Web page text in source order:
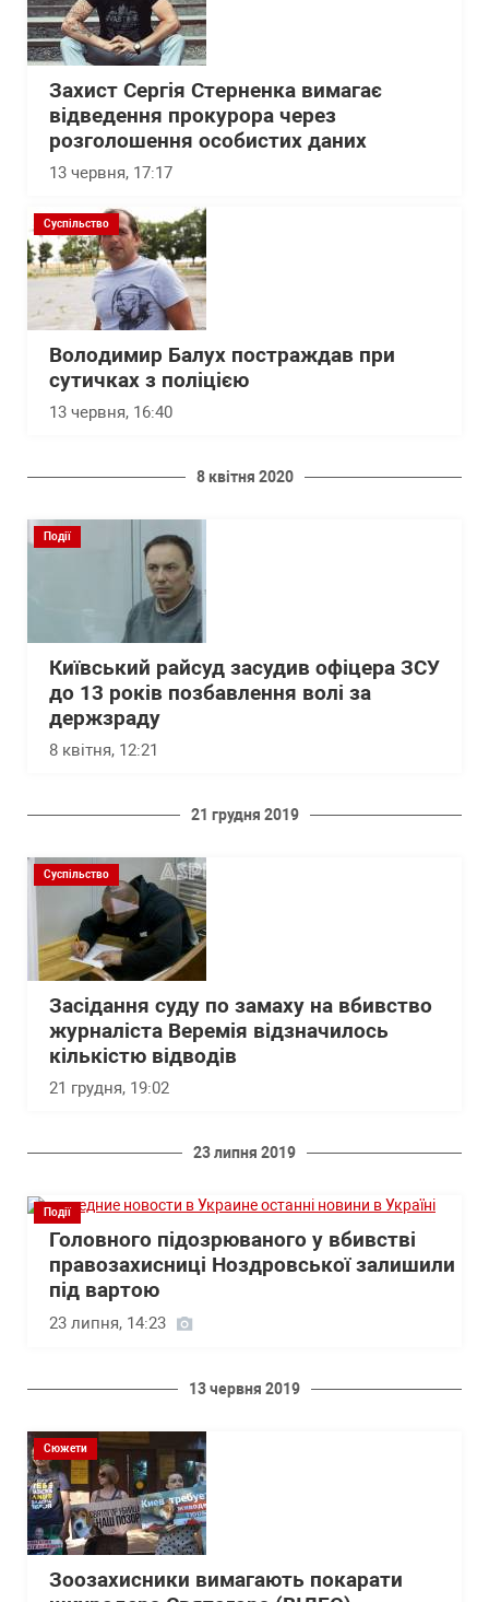
Захист Сергія Стерненка вимагає
відведення прокурора через
розголошення особистих даних
13 червня, 17:17
Суспільство
Володимир Балух постраждав при
сутичках з поліцією
13 червня, 16:40
8 квітня 2020
Події
Київський райсуд засудив офіцера ЗСУ
до 13 років позбавлення волі за
держзраду
8 квітня, 12:21
21 грудня 2019
Суспільство
Засідання суду по замаху на вбивство
журналіста Веремія відзначилось
кількістю відводів
21 грудня, 19:02
23 липня 2019
Події
Головного підозрюваного у вбивстві
правозахисниці Ноздровської залишили
під вартою
23 липня, 14:23
13 червня 2019
Сюжети
Зоозахисники вимагають покарати